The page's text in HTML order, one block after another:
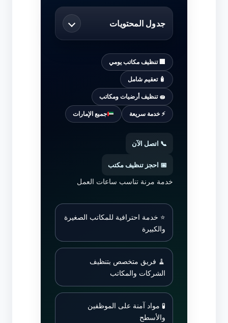
جدول المحتويات
🏢 تنظيف مكاتب يومي
🧴 تعقيم شامل
🧽 تنظيف أرضيات ومكاتب
⚡ خدمة سريعة
جميع الإمارات
📞 اتصل الآن
📅 احجز تنظيف مكتب
خدمة مرنة تناسب ساعات العمل
⭐ خدمة احترافية للمكاتب الصغيرة
والكبيرة
🧹 فريق متخصص بتنظيف
الشركات والمكاتب
🧪 مواد آمنة على الموظفين
والأسطح